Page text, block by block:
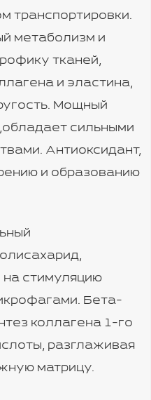
транспортировки.
метаболизм и
тканей,
и эластина,
Мощный
сильными
Антиоксидант,
и образованию
стимуляцию
Бета-
коллагена 1-го
разглаживая
матрицу.